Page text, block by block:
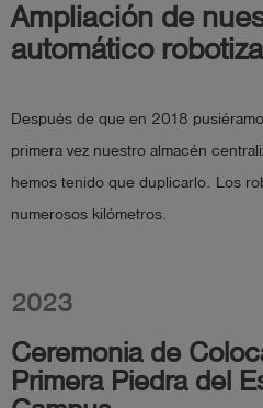
Ampliación de
automático
Después de que en 2018
primera vez nuestro almacén
hemos tenido que duplicarlo. Los
numerosos kilómetros.
2023
Ceremonia de
Primera Piedra del